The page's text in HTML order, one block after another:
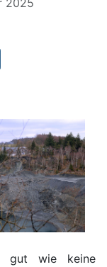
2025
gut wie keine